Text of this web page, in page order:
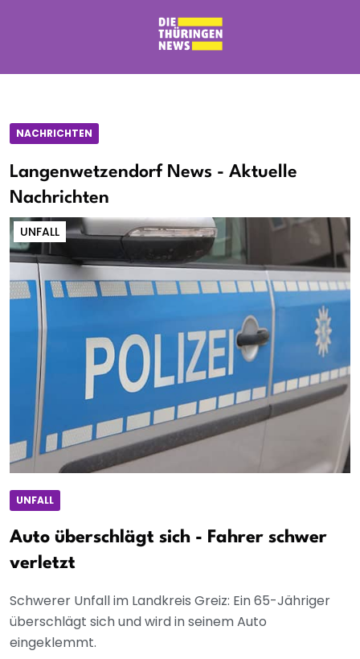
NACHRICHTEN
Langenwetzendorf News - Aktuelle
Nachrichten
UNFALL
UNFALL
Auto überschlägt sich - Fahrer schwer
verletzt
Schwerer Unfall im Landkreis Greiz: Ein 65-Jähriger
überschlägt sich und wird in seinem Auto
eingeklemmt.